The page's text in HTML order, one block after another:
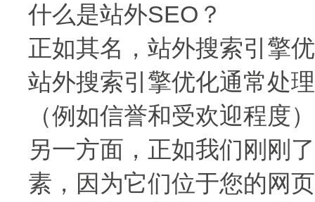
什么是站外SEO？
正如其名，站外搜索引擎
站外搜索引擎优化通常处
（例如信誉和受欢迎程度
另一方面，正如我们刚刚
素，因为它们位于您的网